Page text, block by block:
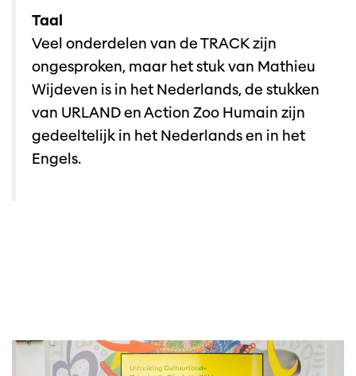
Taal
Veel onderdelen van de TRACK zijn
ongesproken, maar het stuk van Mathieu
Wijdeven is in het Nederlands, de stukken
van URLAND en Action Zoo Humain zijn
gedeeltelijk in het Nederlands en in het
Engels.